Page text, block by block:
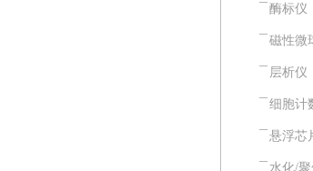
酶标仪
磁性微
层析仪
细胞计
悬浮芯
水化/